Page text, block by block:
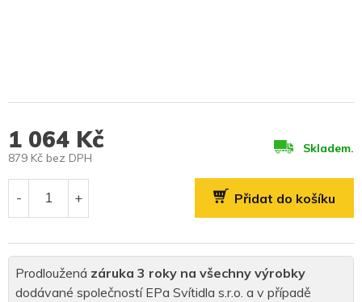
Prodloužená záruka 3 roky na všechny výrobky
dodávané společností EPa Svítidla s.r.o. a v případě
1 064 Kč
879 Kč bez DPH
Skladem.
Přidat do košíku